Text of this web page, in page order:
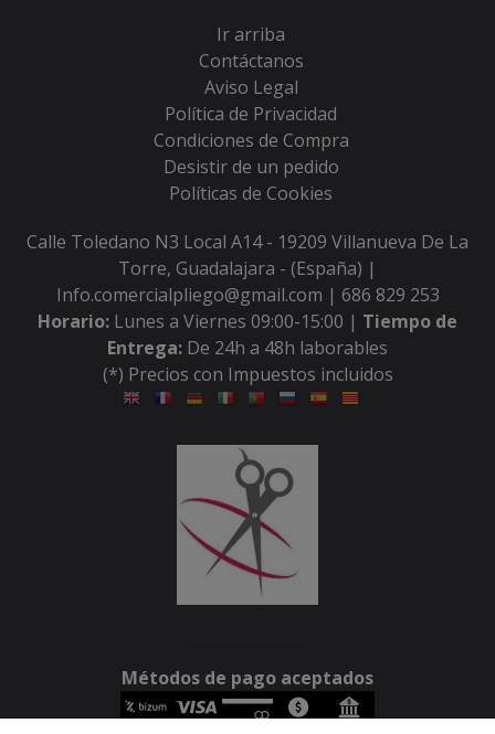
Ir arriba
Contáctanos
Aviso Legal
Política de Privacidad
Condiciones de Compra
Desistir de un pedido
Políticas de Cookies
Calle Toledano N3 Local A14 - 19209 Villanueva De La
Torre, Guadalajara - (España) |
Info.comercialpliego@gmail.com | 686 829 253
Horario: Lunes a Viernes 09:00-15:00 | Tiempo de
Entrega: De 24h a 48h laborables
(*) Precios con Impuestos incluidos
Métodos de pago aceptados